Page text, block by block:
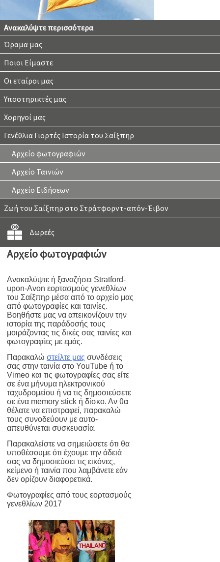
Ανακαλύψτε περισσότερα
Όραμα μας
Ποιοι Είμαστε
Οι εταίροι μας
Υποστηρικτές μας
Χορηγοί μας
Γενέθλια Γιορτές Ιστορία του Σαίξπηρ
Αρχείο φωτογραφιών
Αρχείο Ταινιών
Αρχείο Ειδήσεων
Ζωή του Σαίξπηρ στο Στράτφορντ-απόν-Έιβον
Δωρεές
Αρχείο φωτογραφιών
Ανακαλύψτε ή ξαναζήσει Stratford-
upon-Avon εορτασμούς γενεθλίων
του Σαίξπηρ μέσα από το αρχείο μας
από φωτογραφίες και ταινίες.
Βοηθήστε μας να απεικονίζουν την
ιστορία της παράδοσής τους
μοιράζοντας τις δικές σας ταινίες και
φωτογραφίες με εμάς.
Παρακαλώ στείλτε μας συνδέσεις
σας στην ταινία στο YouTube ή το
Vimeo και τις φωτογραφίες σας είτε
σε ένα μήνυμα ηλεκτρονικού
ταχυδρομείου ή να τις δημοσιεύσετε
σε ένα memory stick ή δίσκο. Αν θα
θέλατε να επιστραφεί, παρακαλώ
τους συνοδεύουν με αυτο-
απευθύνεται συσκευασία.
Παρακαλείστε να σημειώσετε ότι θα
υποθέσουμε ότι έχουμε την άδειά
σας να δημοσιεύσει τις εικόνες,
κείμενο ή ταινία που λαμβάνετε εάν
δεν ορίζουν διαφορετικά.
Φωτογραφίες από τους εορτασμούς
γενεθλίων 2017